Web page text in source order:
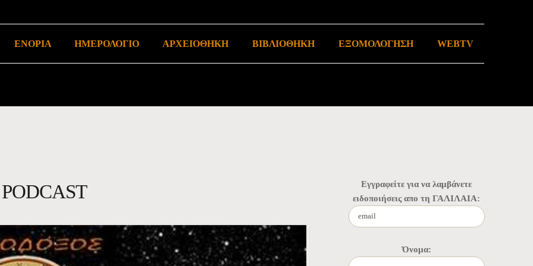
ΕΝΟΡΙΑ ΗΜΕΡΟΛΟΓΙΟ ΑΡΧΕΙΟΘΗΚΗ ΒΙΒΛΙΟΘΗΚΗ ΕΞΟΜΟΛΟΓΗΣΗ WEBTV
PODCAST
Εγγραφείτε για να λαμβάνετε
ειδοποιήσεις απο τη ΓΑΛΙΛΑΙΑ:
Όνομα: